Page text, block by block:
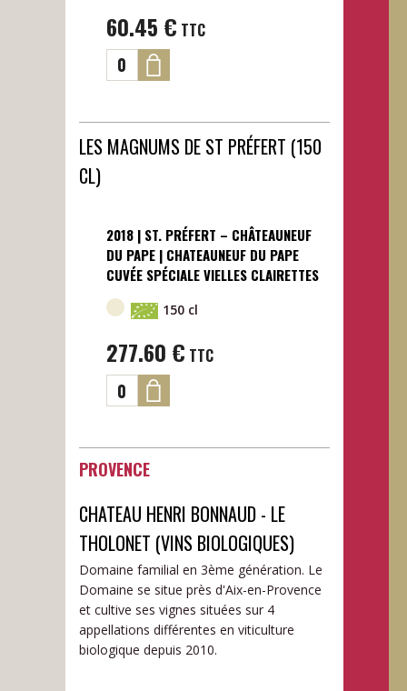
60.45 € TTC
LES MAGNUMS DE ST PRÉFERT (150
CL)
2018 | ST. PRÉFERT – CHÂTEAUNEUF
DU PAPE | CHATEAUNEUF DU PAPE
CUVÉE SPÉCIALE VIELLES CLAIRETTES
150 cl
277.60 € TTC
PROVENCE
CHATEAU HENRI BONNAUD - LE
THOLONET (VINS BIOLOGIQUES)
Domaine familial en 3ème génération. Le
Domaine se situe près d'Aix-en-Provence
et cultive ses vignes situées sur 4
appellations différentes en viticulture
biologique depuis 2010.